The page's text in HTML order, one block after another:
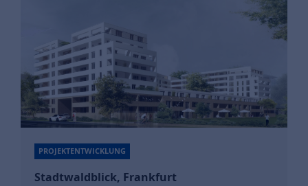
PROJEKTENTWICKLUNG
Stadtwaldblick, Frankfurt